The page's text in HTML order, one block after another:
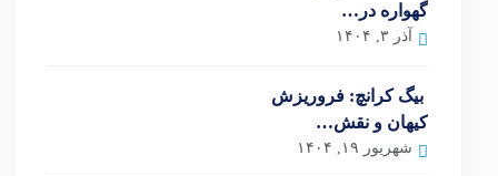
گهواره در…
آذر ۳, ۱۴۰۴
بیگ کرانچ: فروریزش
کیهان و نقش…
شهریور ۱۹, ۱۴۰۴